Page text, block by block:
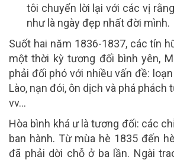
tôi chuyển lời lại với các vị
như là ngày đẹp nhất đời mình.
Suốt hai năm 1836-1837, các tín
một thời kỳ tương đối bình yên,
phải đối phó với nhiều vấn đề:
Lào, nạn đói, ôn dịch và phá phách
vv…
Hòa bình khá ư là tương đối: các
ban hành. Từ mùa hè 1835 đến
đã phải dời chỗ ở ba lần. Ngài